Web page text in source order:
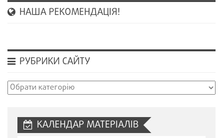
НАША РЕКОМЕНДАЦІЯ!
РУБРИКИ САЙТУ
Рубрики
КАЛЕНДАР МАТЕРІАЛІВ